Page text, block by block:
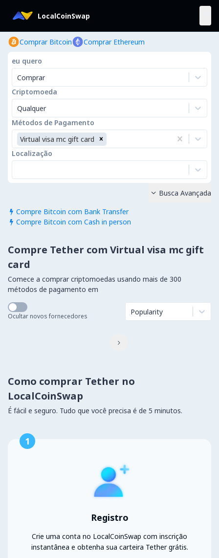
LocalCoinSwap
Comprar Bitcoin Comprar Ethereum
eu quero
Comprar
Criptomoeda
Qualquer
Métodos de Pagamento
Virtual visa mc gift card
Localização
 Compre Bitcoin com Bank Transfer
 Compre Bitcoin com Cash in person
 Busca Avançada
Compre Tether com Virtual visa mc gift
card
Comece a comprar criptomoedas usando mais de 300
métodos de pagamento em
Ocultar novos fornecedores Popularity

Como comprar Tether no
LocalCoinSwap
É fácil e seguro. Tudo que você precisa é de 5 minutos.
1
Registro
Crie uma conta no LocalCoinSwap com inscrição
instantânea e obtenha sua carteira Tether grátis.